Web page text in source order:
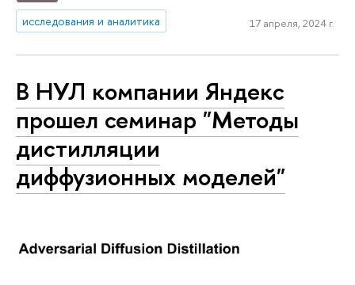
исследования и аналитика
17 апреля, 2024 г.
В НУЛ компании Яндекс
прошел семинар "Методы
дистилляции
диффузионных моделей"